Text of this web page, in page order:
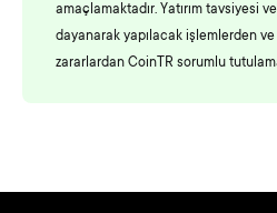
amaçlamaktadır. Yatırım tavsiyesi
dayanarak yapılacak işlemlerden
zararlardan CoinTR sorumlu